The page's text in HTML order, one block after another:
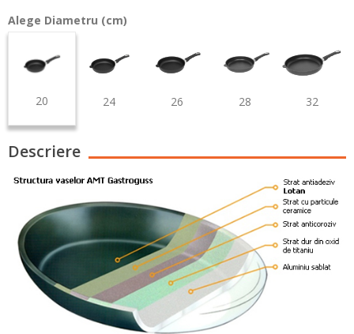
Alege Diametru (cm)
20 24 26 28 32
Descriere